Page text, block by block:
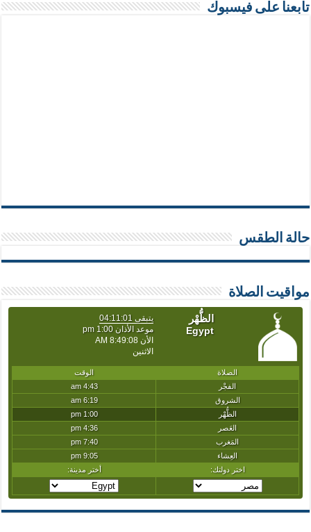
تابعنا على فيسبوك
حالة الطقس
مواقيت الصلاة